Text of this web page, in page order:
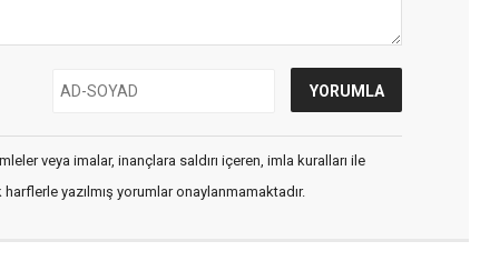
veya imalar, inançlara saldırı içeren, imla kuralları ile
yazılmış yorumlar onaylanmamaktadır.